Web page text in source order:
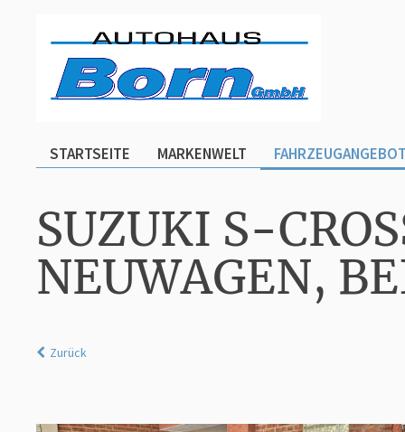
STARTSEITE MARKENWELT
SUZUKI S-
NEUWAGEN,
Zurück